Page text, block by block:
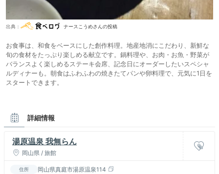
出典： ナースこうめさんの投稿
お食事は、和食をベースにした創作料理。地産地消にこだわり、新鮮な
旬の食材をたっぷり楽しめる献立です。鍋料理や、お肉・お魚・野菜が
バランスよく楽しめるステーキ会席、記念日にオーダーしたいスペシャ
ルディナーも。朝食はふわふわの焼きたてパンや卵料理で、元気に1日を
スタートできます。
詳細情報
湯原温泉 我無らん
岡山県 / 旅館
住所 岡山県真庭市湯原温泉114